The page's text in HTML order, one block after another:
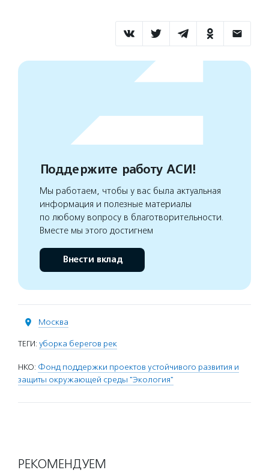
Поддержите работу АСИ!
Мы работаем, чтобы у вас была актуальная
информация и полезные материалы
по любому вопросу в благотворительности.
Вместе мы этого достигнем
Внести вклад
Москва
ТЕГИ: уборка берегов рек
НКО: Фонд поддержки проектов устойчивого развития и
защиты окружающей среды "Экология"
РЕКОМЕНДУЕМ